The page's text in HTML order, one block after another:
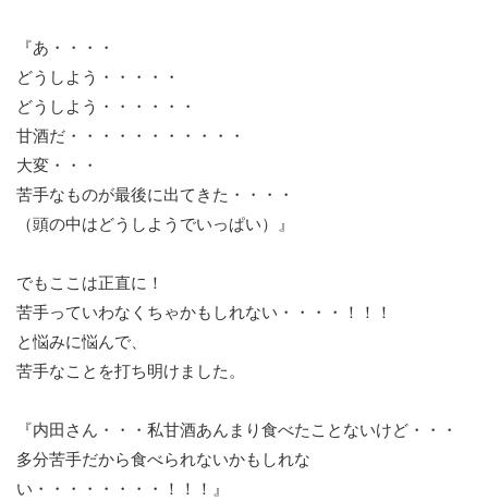
『あ・・・・
どうしよう・・・・・
どうしよう・・・・・・
甘酒だ・・・・・・・・・・・
大変・・・
苦手なものが最後に出てきた・・・・
（頭の中はどうしようでいっぱい）』
でもここは正直に！
苦手っていわなくちゃかもしれない・・・・！！！
と悩みに悩んで、
苦手なことを打ち明けました。
『内田さん・・・私甘酒あんまり食べたことないけど・・・
多分苦手だから食べられないかもしれな
い・・・・・・・・！！！』